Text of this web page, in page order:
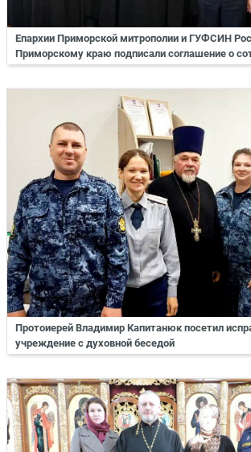
Епархии Приморской митрополии и ГУФСИН
Приморскому краю подписали соглашение о
Протоиерей Владимир Капитанюк посетил
учреждение с духовной беседой